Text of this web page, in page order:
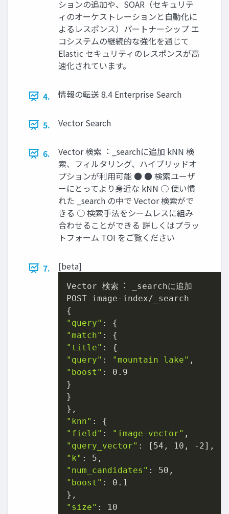
ションの追加や、SOAR（セキュリテ
ィのオーケストレーションと⾃動化に
よるレスポンス）パートナーシップ エ
コシステムの継続的な強化を通じて
Elastic セキュリティのレスポンスが⾼
速化されています。
4. 情報の転送 8.4 Enterprise Search
5. Vector Search
6.
Vector 検索︓ _searchに追加 kNN 検
索、フィルタリング、ハイブリッドオ
プションが利⽤可能 ● ● 検索ユーザ
ーにとってより⾝近な kNN ○ 使い慣
れた _search の中で Vector 検索がで
きる ○ 検索⼿法をシームレスに組み
合わせることができる 詳しくはプラッ
トフォーム TOI をご覧ください
7. [beta]
Vector 検索︓ _searchに追加
POST image-index/_search
"query"
"match"
"title"
"query" : "mountain lake"
"boost" : 0.9
}
}
"knn"
"field" : "image-vector"
"query_vector"
"k"
"num_candidates"
"boost" : 0.1
"size" : 10